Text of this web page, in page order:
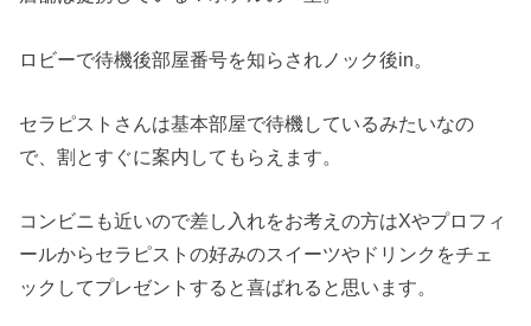
ロビーで待機後部屋番号を知らされノック後in。
セラピストさんは基本部屋で待機しているみたいなの
で、割とすぐに案内してもらえます。
コンビニも近いので差し入れをお考えの方はXやプロフィ
ールからセラピストの好みのスイーツやドリンクをチェ
ックしてプレゼントすると喜ばれると思います。